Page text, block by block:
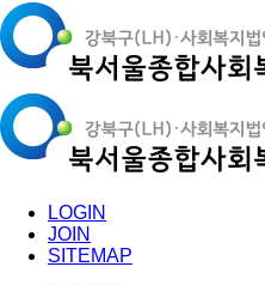
LOGIN
JOIN
SITEMAP